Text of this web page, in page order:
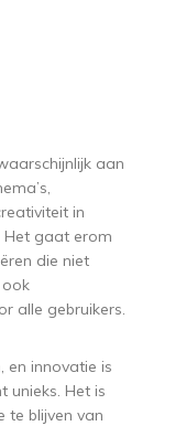
aan
in
gaat erom
die niet
alle gebruikers.
en innovatie is
unieks. Het is
te blijven van